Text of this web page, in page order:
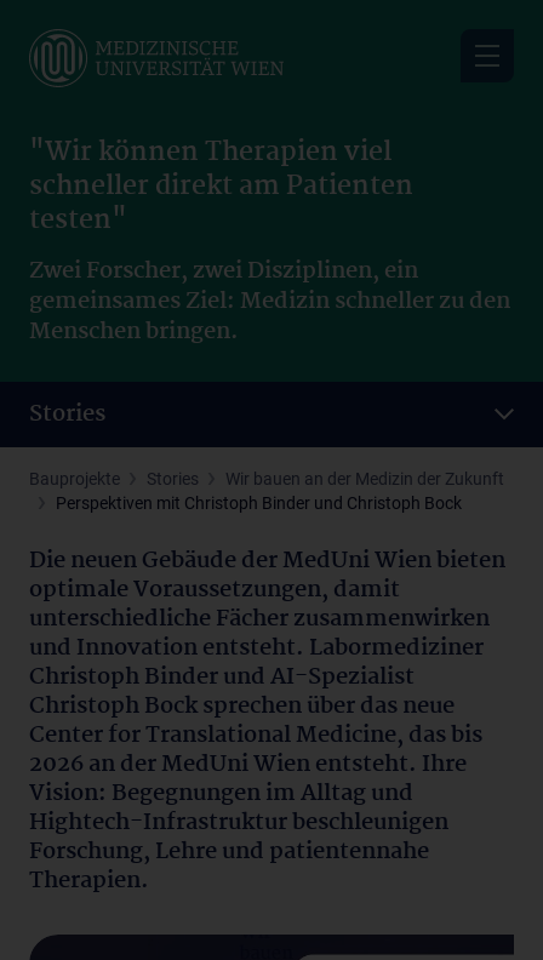
main
"Wir können Therapien viel
schneller direkt am Patienten
testen"
Zwei Forscher, zwei Disziplinen, ein
gemeinsames Ziel: Medizin schneller zu den
Menschen bringen.
Stories
Bauprojekte Stories
Wir bauen an der Medizin der Zukunft
Perspektiven mit Christoph Binder und Christoph Bock
Die neuen Gebäude der MedUni Wien bieten
optimale Voraussetzungen, damit
unterschiedliche Fächer zusammenwirken
und Innovation entsteht. Labormediziner
Christoph Binder und AI-Spezialist
Christoph Bock sprechen über das neue
Center for Translational Medicine, das bis
2026 an der MedUni Wien entsteht. Ihre
Vision: Begegnungen im Alltag und
Hightech-Infrastruktur beschleunigen
Forschung, Lehre und patientennahe
Therapien.